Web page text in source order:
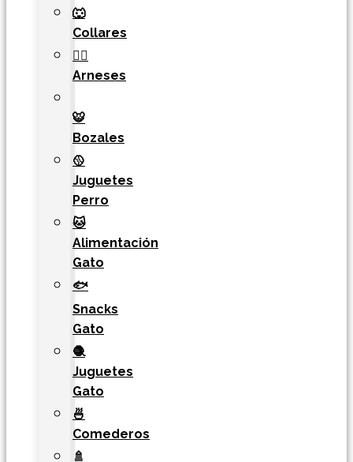
🐺
Collares
🐕‍🦺
Arneses
🐯​
Bozales
🥎
Juguetes
Perro
🐱
Alimentación
Gato
🐟
Snacks
Gato
🧶
Juguetes
Gato
🍜
Comederos
🚿